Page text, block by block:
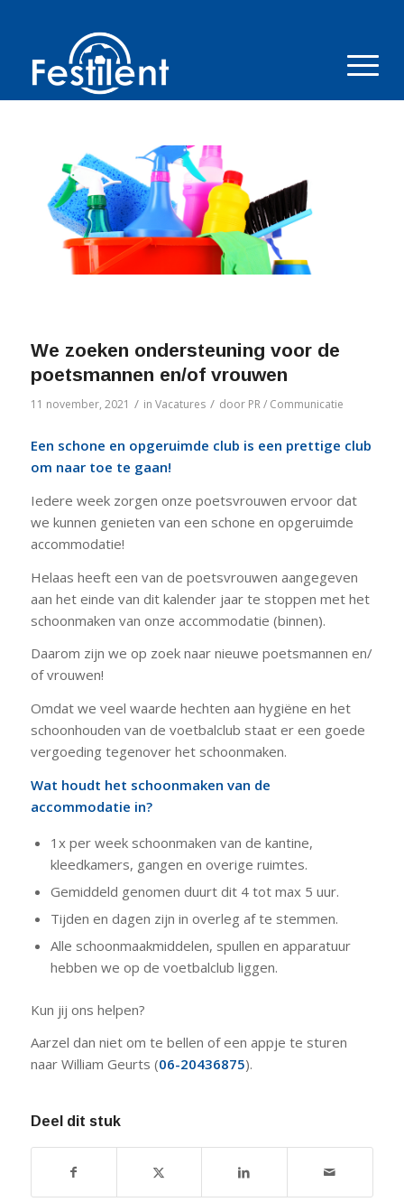
We zoeken ondersteuning voor de
poetsmannen en/of vrouwen
11 november, 2021 / in Vacatures / door PR / Communicatie
Een schone en opgeruimde club is een prettige club
om naar toe te gaan!
Iedere week zorgen onze poetsvrouwen ervoor dat
we kunnen genieten van een schone en opgeruimde
accommodatie!
Helaas heeft een van de poetsvrouwen aangegeven
aan het einde van dit kalender jaar te stoppen met het
schoonmaken van onze accommodatie (binnen).
Daarom zijn we op zoek naar nieuwe poetsmannen en/
of vrouwen!
Omdat we veel waarde hechten aan hygiëne en het
schoonhouden van de voetbalclub staat er een goede
vergoeding tegenover het schoonmaken.
Wat houdt het schoonmaken van de
accommodatie in?
1x per week schoonmaken van de kantine,
kleedkamers, gangen en overige ruimtes.
Gemiddeld genomen duurt dit 4 tot max 5 uur.
Tijden en dagen zijn in overleg af te stemmen.
Alle schoonmaakmiddelen, spullen en apparatuur
hebben we op de voetbalclub liggen.
Kun jij ons helpen?
Aarzel dan niet om te bellen of een appje te sturen
naar William Geurts (06-20436875).
Deel dit stuk